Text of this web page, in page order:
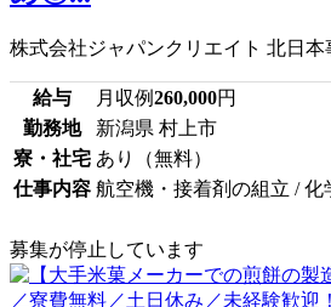
株式会社ジャパンクリエイト 北日本
給与 月収例260,000円
勤務地
新潟県 村上市
寮・社宅 あり（無料）
仕事内容 航空機・接着剤の組立 / 化
募集が停止しています